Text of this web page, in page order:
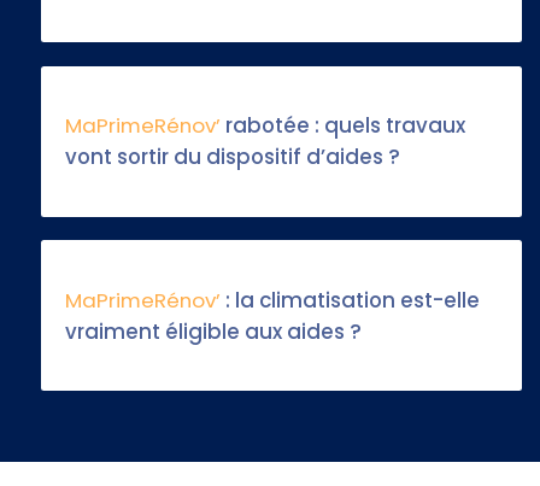
MaPrimeRénov’ rabotée : quels travaux
vont sortir du dispositif d’aides ?
MaPrimeRénov’ : la climatisation est-elle
vraiment éligible aux aides ?